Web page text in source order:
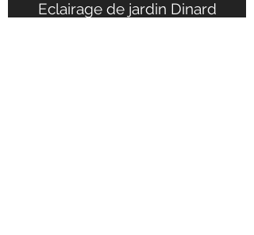
Eclairage de jardin Dinard